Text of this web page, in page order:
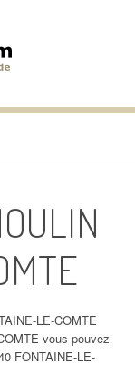
LE-COMTE
vous pouvez
FONTAINE-LE-